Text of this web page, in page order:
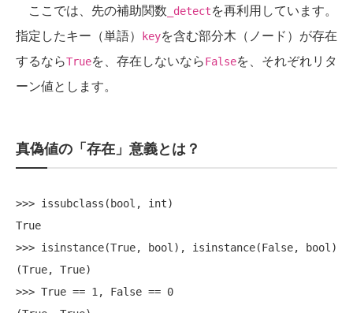
ここでは、先の補助関数 _detectを再利用しています。
指定したキー（単語）
keyを含む部分木（ノード）が存在
するならTrueを、存在しないならFalseを、それぞれリタ
ーン値とします。
真偽値の「存在」意義とは？
>>> issubclass(bool, int)
True
>>> isinstance(True, bool), isinstance(False, bool)
(True, True)
>>> True == 1, False == 0